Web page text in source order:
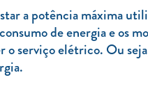
a potência máxima
de energia e
serviço elétrico. Ou